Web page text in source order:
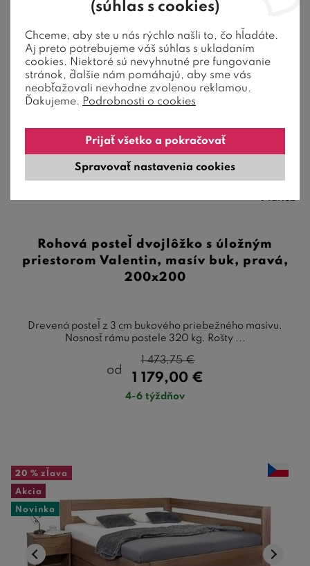
20 %zľava
Akcia
Novinka
9 farieb
Rohová posteľ dvojlôžko s úložným
priestorom Valentin, masív buk, pravá,
200x200
Drevená posteľ z 3 cm bukového priebežného masívu.
Nosnosť rámu postele 320 kg. Rošty ...
od
1 179,00 €
1 473,75€
4-6 týždňov
20 % zľava
Akcia
Novinka
(súhlas s cookies)
Chceme, aby ste u nás rýchlo našli to, čo hľadáte.
Aj preto potrebujeme váš súhlas s ukladaním
cookies. Niektoré sú nevyhnutné pre fungovanie
stránok, ďalšie nám pomáhajú, aby sme vás
neobťažovali nevhodne zvolenou reklamou.
Ďakujeme. Podrobnosti o cookies
Spravovať nastavenia cookies
Prijať všetko a pokračovať